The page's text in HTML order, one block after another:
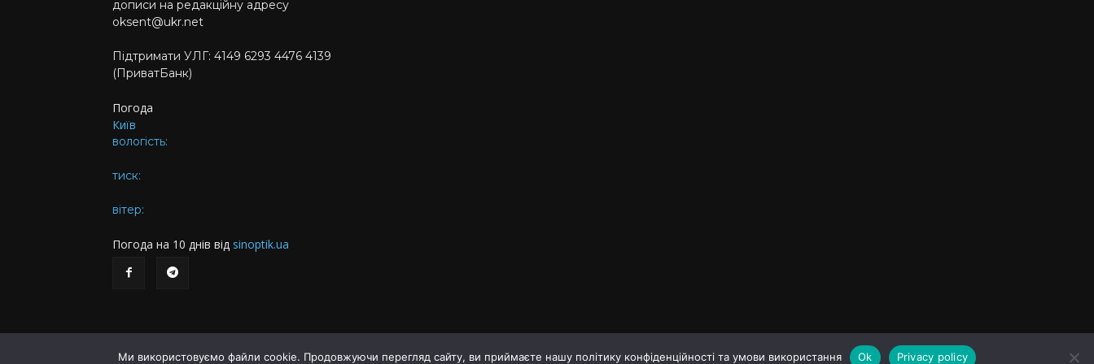
дописи на редакційну адресу
oksent@ukr.net
Підтримати УЛГ: 4149 6293 4476 4139
(ПриватБанк)
Погода
Київ
вологість:
тиск:
вітер:
Погода на 10 днів від sinoptik.ua
Ми використовуємо файли cookie. Продовжуючи перегляд сайту, ви приймаєте нашу політику конфіденційності та умови використання Ok Privacy policy